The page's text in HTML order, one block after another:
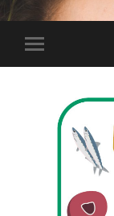
Toggle
mobile